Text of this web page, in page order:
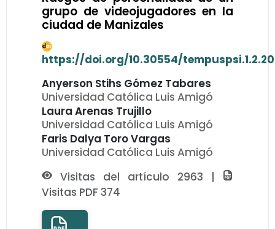
grupo de videojugadores en la
ciudad de Manizales
https://doi.org/10.30554/
Anyerson Stihs Gómez Tabares
Universidad Católica Luis Amigó
Laura Arenas Trujillo
Universidad Católica Luis Amigó
Faris Dalya Toro Vargas
Universidad Católica Luis Amigó
Visitas del artículo 2963 |
Visitas PDF 374